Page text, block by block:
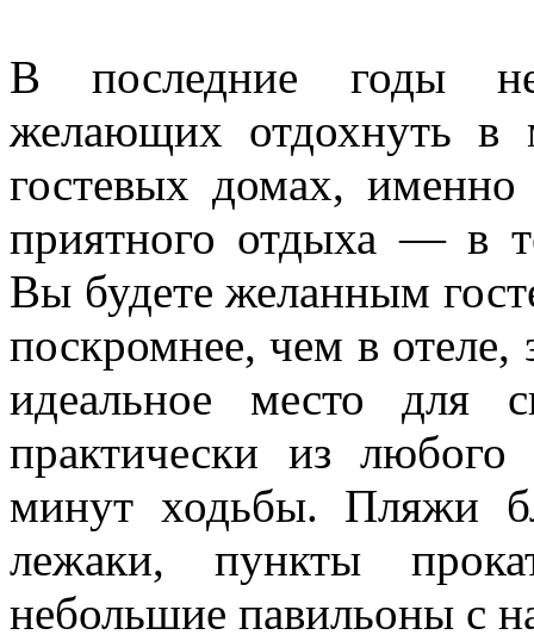
В последние годы
желающих отдохнуть в
гостевых домах,
приятного отдыха — в
Вы будете желанным
поскромнее, чем в
идеальное место для
практически из
минут ходьбы. Пляжи
лежаки, пункты
небольшие павильоны с